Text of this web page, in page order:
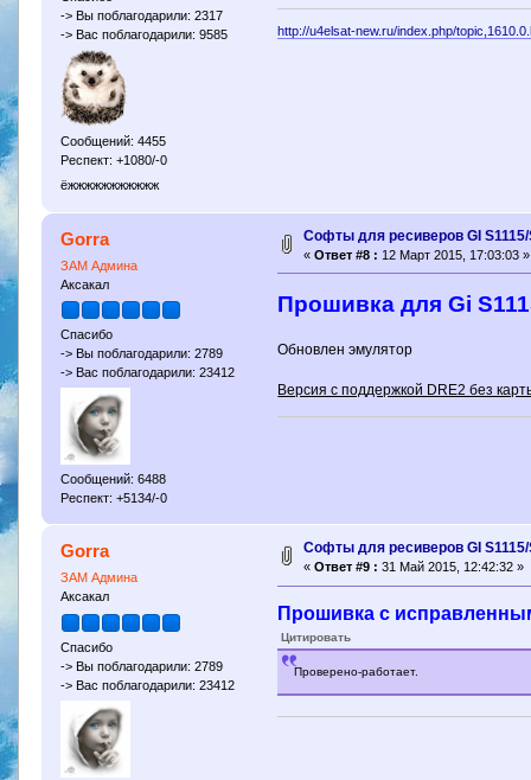
-> Вы поблагодарили: 2317
-> Вас поблагодарили: 9585
Сообщений: 4455
Респект: +1080/-0
ёжжжжжжжжжжж
http://u4elsat-new.ru/index.php/
Gorra
ЗАМ Админа
Аксакал
Спасибо
-> Вы поблагодарили: 2789
-> Вас поблагодарили: 23412
Сообщений: 6488
Респект: +5134/-0
Софты для ресиверов GI S1115/
« Ответ #8 : 12 Март 2015, 17:03:03 »
Прошивка для Gi
Обновлен эмулятор
Версия с поддержкой DRE2 без
Gorra
ЗАМ Админа
Аксакал
Спасибо
-> Вы поблагодарили: 2789
-> Вас поблагодарили: 23412
Софты для ресиверов GI S1115/
« Ответ #9 : 31 Май 2015, 12:42:32 »
Прошивка с
Цитировать
Проверено-работает.